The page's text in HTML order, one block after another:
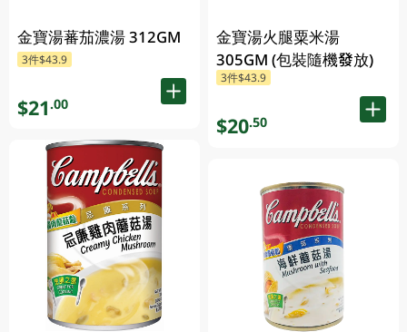
金寶湯蕃茄濃湯 312GM
3件$43.9
$21.00
金寶湯火腿粟米湯
305GM (包裝隨機發放)
3件$43.9
$20.50